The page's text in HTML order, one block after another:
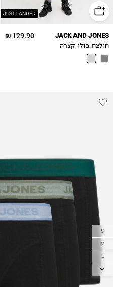
JUST LANDED
129.90 ₪ JACK AND JONES
חולצת פולו קצרה
S
M
L
XL
2XL